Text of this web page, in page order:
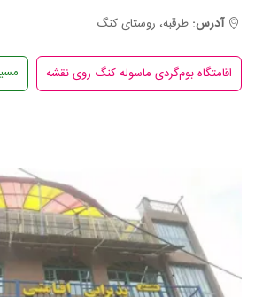
آدرس: طرقبه، روستای کنگ